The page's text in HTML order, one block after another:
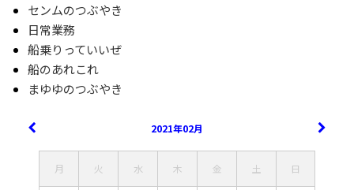
センムのつぶやき
日常業務
船乗りっていいぜ
船のあれこれ
まゆゆのつぶやき
2021年02月
月 火 水 木 金 土 日